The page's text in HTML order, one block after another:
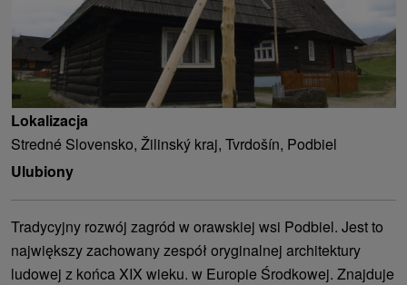
Lokalizacja
Stredné Slovensko, Žilinský kraj, Tvrdošín, Podbiel
Ulubiony
Tradycyjny rozwój zagród w orawskiej wsi Podbiel. Jest to
największy zachowany zespół oryginalnej architektury
ludowej z końca XIX wieku. w Europie Środkowej. Znajduje